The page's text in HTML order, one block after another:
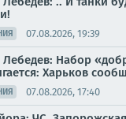
07.08.2026, 19:39
Лебедев: Набор
Харьков
07.08.2026, 17:40